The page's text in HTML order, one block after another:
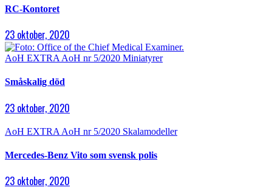
RC-Kontoret
23 oktober, 2020
AoH EXTRA AoH nr 5/2020 Miniatyrer
Småskalig död
23 oktober, 2020
AoH EXTRA AoH nr 5/2020 Skalamodeller
Mercedes-Benz Vito som svensk polis
23 oktober, 2020